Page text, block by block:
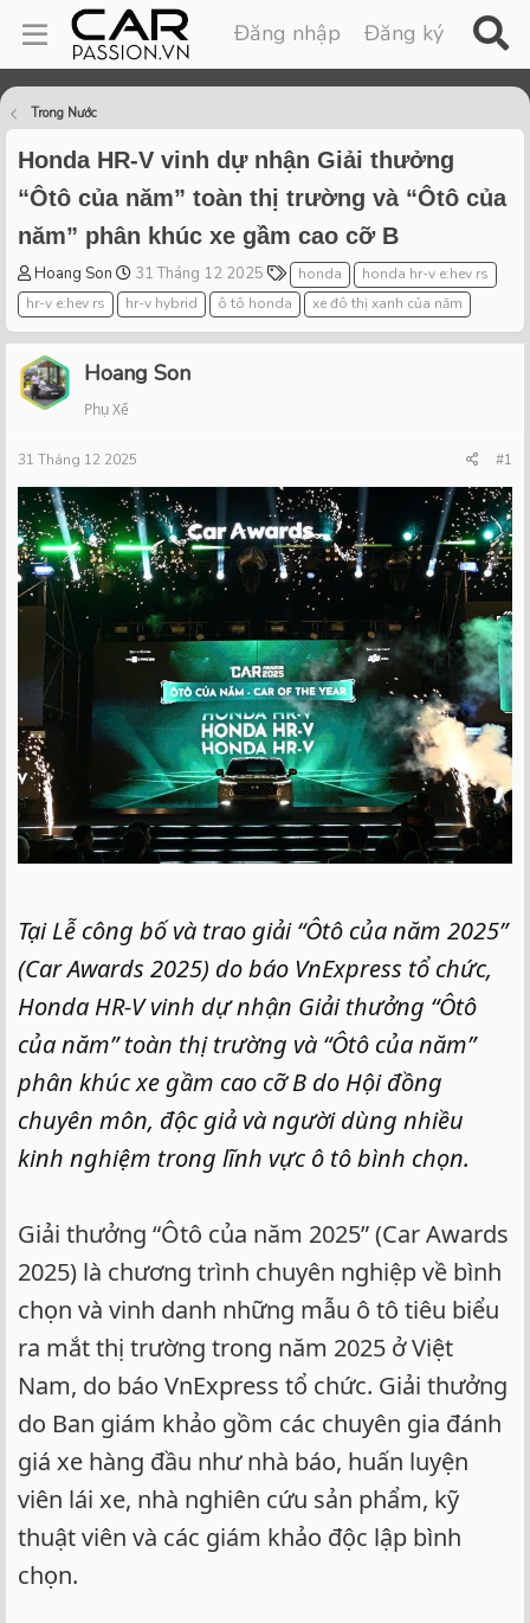
Đăng nhập Đăng ký
Trong Nước
Honda HR-V vinh dự nhận Giải thưởng
“Ôtô của năm” toàn thị trường và “Ôtô của
năm” phân khúc xe gầm cao cỡ B
T
h
r
e
a
d
s
a
r
t
e
r
Hoang Son
S
t
a
r
t
d
e
31 Tháng 12 2025
T
a
g
s
honda
honda hr-v e:hev rs
hr-v e:hev rs
hr-v hybrid ô tô honda xe đô thị xanh của năm
Hoang Son
Phụ Xế
31 Tháng 12 2025 #1
Tại Lễ công bố và trao giải “Ôtô của năm 2025”
(Car Awards 2025) do báo VnExpress tổ chức,
Honda HR-V vinh dự nhận Giải thưởng “Ôtô
của năm” toàn thị trường và “Ôtô của năm”
phân khúc xe gầm cao cỡ B do Hội đồng
chuyên môn, độc giả và người dùng nhiều
kinh nghiệm trong lĩnh vực ô tô bình chọn.
Giải thưởng “Ôtô của năm 2025” (Car Awards
2025) là chương trình chuyên nghiệp về bình
chọn và vinh danh những mẫu ô tô tiêu biểu
ra mắt thị trường trong năm 2025 ở Việt
Nam, do báo VnExpress tổ chức. Giải thưởng
do Ban giám khảo gồm các chuyên gia đánh
giá xe hàng đầu như nhà báo, huấn luyện
viên lái xe, nhà nghiên cứu sản phẩm, kỹ
thuật viên và các giám khảo độc lập bình
chọn.